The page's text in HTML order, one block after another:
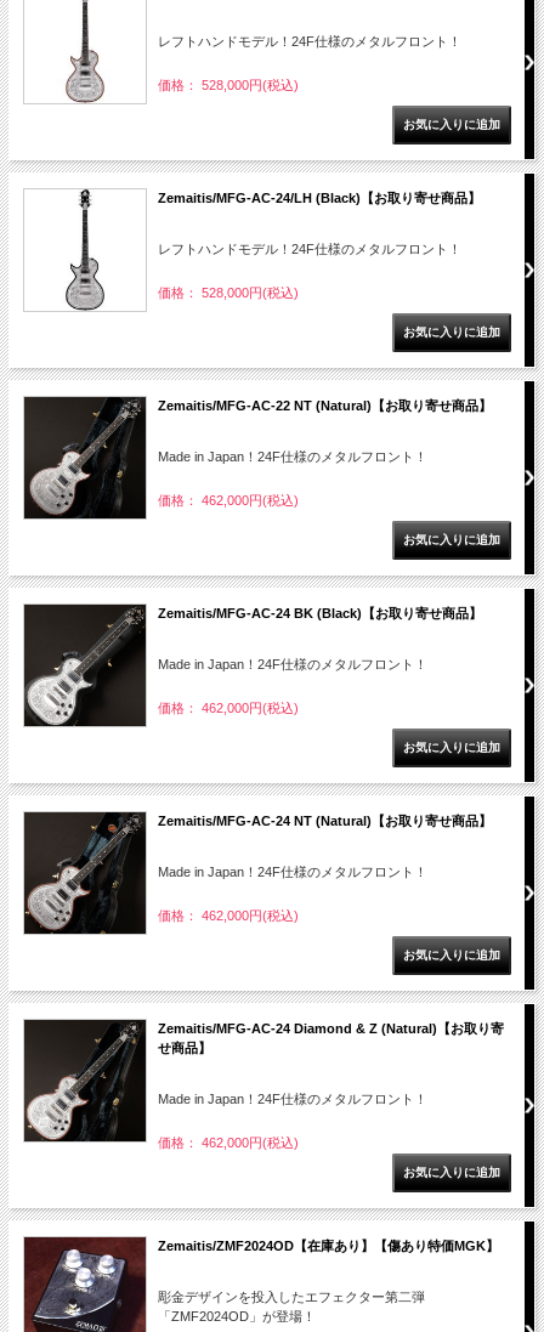
レフトハンドモデル！24F仕様のメタルフロント！
価格： 528,000円(税込)
Zemaitis/MFG-AC-24/LH (Black)【お取り寄せ商品】
レフトハンドモデル！24F仕様のメタルフロント！
価格： 528,000円(税込)
Zemaitis/MFG-AC-22 NT (Natural)【お取り寄せ商品】
Made in Japan！24F仕様のメタルフロント！
価格： 462,000円(税込)
Zemaitis/MFG-AC-24 BK (Black)【お取り寄せ商品】
Made in Japan！24F仕様のメタルフロント！
価格： 462,000円(税込)
Zemaitis/MFG-AC-24 NT (Natural)【お取り寄せ商品】
Made in Japan！24F仕様のメタルフロント！
価格： 462,000円(税込)
Zemaitis/MFG-AC-24 Diamond & Z (Natural)【お取り寄
せ商品】
Made in Japan！24F仕様のメタルフロント！
価格： 462,000円(税込)
Zemaitis/ZMF2024OD【在庫あり】【傷あり特価MGK】
彫金デザインを投入したエフェクター第二弾
「ZMF2024OD」が登場！